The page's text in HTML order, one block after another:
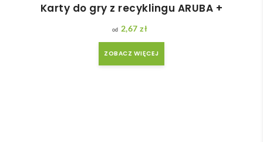
Karty do gry z recyklingu ARUBA +
2,67 zł
ZOBACZ WIĘCEJ